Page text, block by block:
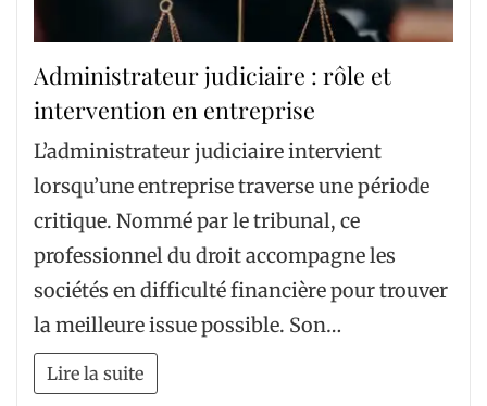
Administrateur judiciaire : rôle et
intervention en entreprise
L’administrateur judiciaire intervient
lorsqu’une entreprise traverse une période
critique. Nommé par le tribunal, ce
professionnel du droit accompagne les
sociétés en difficulté financière pour trouver
la meilleure issue possible. Son…
Lire la suite